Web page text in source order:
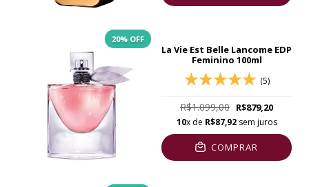
20% OFF
La Vie Est Belle Lancome EDP
Feminino 100ml
(5)
R$1.099,00 R$879,20
10x de R$87,92sem juros
COMPRAR